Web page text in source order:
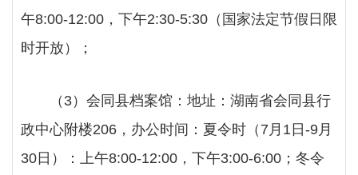
午8:00-12:00，下午2:30-5:30（国家法定节假日限
时开放）；
（ 3）会同县档案馆：地址：湖南省会同县行
政中心附楼206，办公时间：夏令时（7月1日-9月
30日）：上午8:00-12:00，下午3:00-6:00；冬令